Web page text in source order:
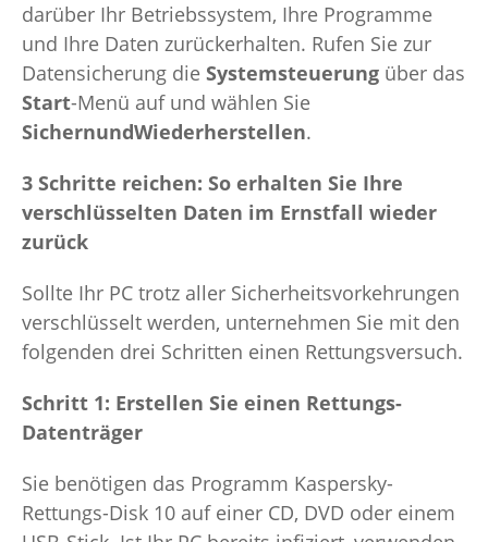
darüber Ihr Betriebssystem, Ihre Programme
und Ihre Daten zurückerhalten. Rufen Sie zur
Datensicherung die Systemsteuerung über das
Start-Menü auf und wählen Sie
SichernundWiederherstellen.
3 Schritte reichen: So erhalten Sie Ihre
verschlüsselten Daten im Ernstfall wieder
zurück
Sollte Ihr PC trotz aller Sicherheitsvorkehrungen
verschlüsselt werden, unternehmen Sie mit den
folgenden drei Schritten einen Rettungsversuch.
Schritt 1: Erstellen Sie einen Rettungs-
Datenträger
Sie benötigen das Programm Kaspersky-
Rettungs-Disk 10 auf einer CD, DVD oder einem